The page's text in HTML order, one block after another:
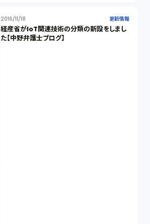
2016/11/18 更新情報
経産省がIoT関連技術の分類の新設をしまし
た【中野弁護士ブログ】